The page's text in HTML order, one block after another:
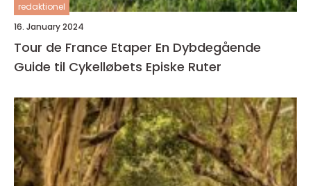
redaktionel
16. January 2024
Tour de France Etaper En Dybdegående
Guide til Cykelløbets Episke Ruter